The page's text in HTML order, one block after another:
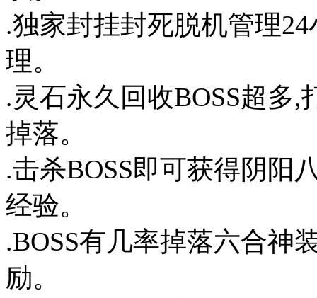
.独家封挂封死脱机管理
理。
.灵石永久回收BOSS超多,
掉落。
.击杀BOSS即可获得阴阳
经验。
.BOSS有几率掉落六合神
励。